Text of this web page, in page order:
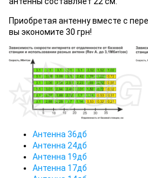
Приобретая антенну вместе с
вы экономите 30 грн!
Антенна 36дб
Антенна 24дб
Антенна 19дб
Антенна 17дб